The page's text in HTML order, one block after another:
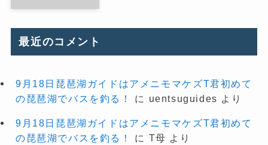
最近のコメント
9月18日琵琶湖ガイドはアメニモマケズT君初めて
の琵琶湖でバスを釣る！
に uentsuguides より
9月18日琵琶湖ガイドはアメニモマケズT君初めて
の琵琶湖でバスを釣る！
に T母 より